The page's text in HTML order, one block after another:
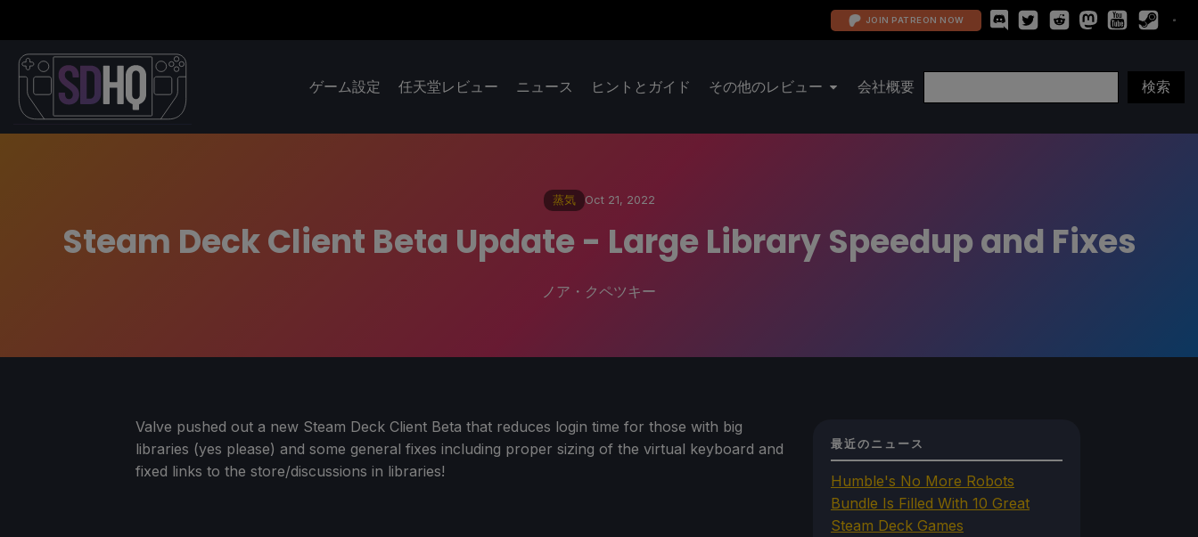
JOIN PATREON NOW
ゲーム設定 任天堂レビュー ニュース ヒントとガイド その他のレビュー 会社概要
蒸気 Oct 21, 2022
Steam Deck Client Beta Update - Large Library Speedup and Fixes
ノア・クペツキー
Valve pushed out a new Steam Deck Client Beta that reduces login time for those with big
libraries (yes please) and some general fixes including proper sizing of the virtual keyboard and
fixed links to the store/discussions in libraries!
最近のニュース
Humble's No More Robots
Bundle Is Filled With 10 Great
Steam Deck Games